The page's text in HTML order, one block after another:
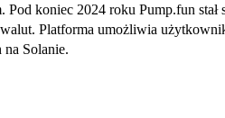
koniec 2024 roku Pump.fun stał
Platforma umożliwia
Solanie.